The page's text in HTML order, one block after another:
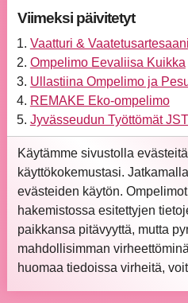
Viimeksi päivitetyt
Vaatturi &
Ompelimo Eevaliisa Kuikka
Ullastiina Ompelimo ja
REMAKE Eko-ompelimo
Jyvässeudun Työttömät
Käytämme sivustolla
käyttökokemustasi.
evästeiden käytön.
hakemistossa esitettyjen
paikkansa pitävyyttä, mutta
mahdollisimman
huomaa tiedoissa virheitä,